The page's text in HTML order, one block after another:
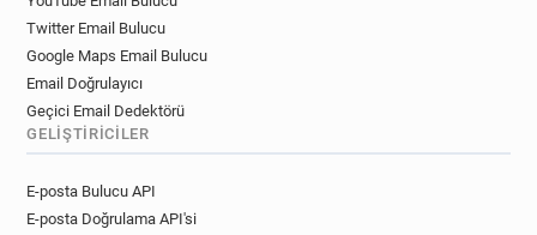
Twitter Email Bulucu
Google Maps Email Bulucu
Email Doğrulayıcı
Geçici Email Dedektörü
GELIŞTIRICILER
E-posta Bulucu API
E-posta Doğrulama API'si